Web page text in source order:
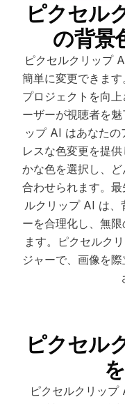
ピクセル
の背景
ピクセルクリップ
簡単に変更できま
プロジェクトを向
ーザーが視聴者を
ップ AI はあなたの
レスな色変更を提
かな色を選択し、
合わせられます。
ルクリップ AI は、
ーを合理化し、無
ます。ピクセルク
ジャーで、画像を
ピクセル
ピクセルクリッ